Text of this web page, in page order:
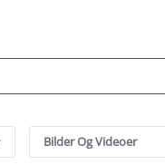
Bilder Og Videoer